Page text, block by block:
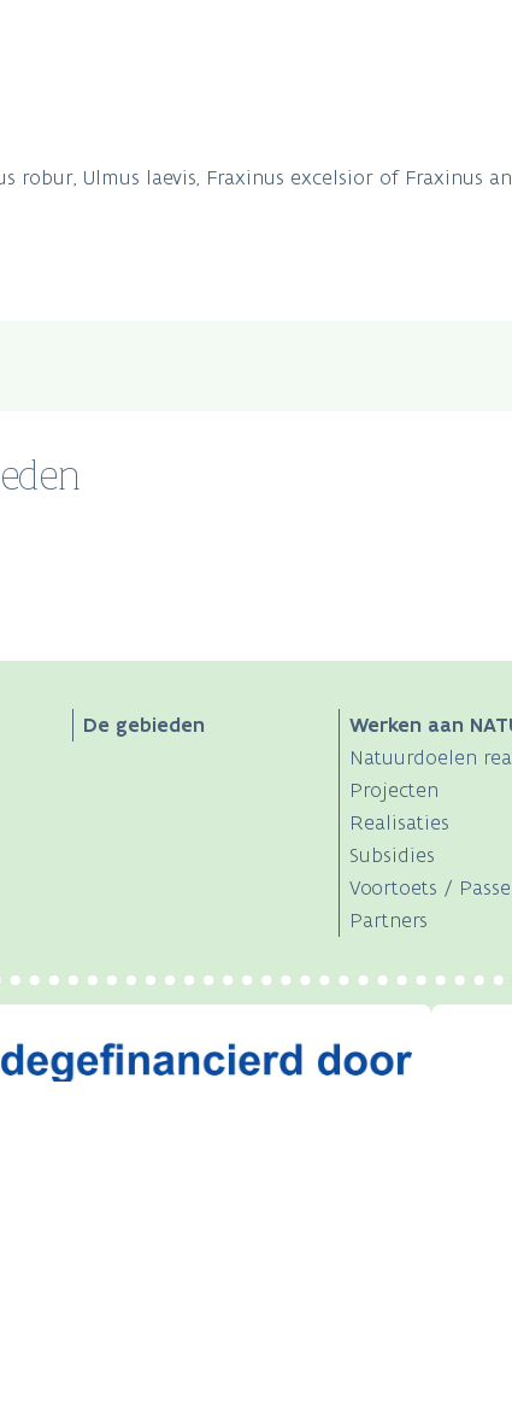
robur, Ulmus laevis, Fraxinus excelsior of Fraxinus
De gebieden
Werken aan
Natuurdoelen
Projecten
Realisaties
Subsidies
Voortoets /
Partners